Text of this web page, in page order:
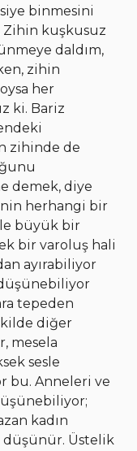
binmesini
Zihin kuşkusuz
daldım,
zihin
her
ki. Bariz
zihinde de
demek, diye
herhangi bir
büyük bir
bir varoluş hali
ayırabiliyor
tepeden
diğer
mesela
sesle
bu. Anneleri ve
kadın
düşünür. Üstelik